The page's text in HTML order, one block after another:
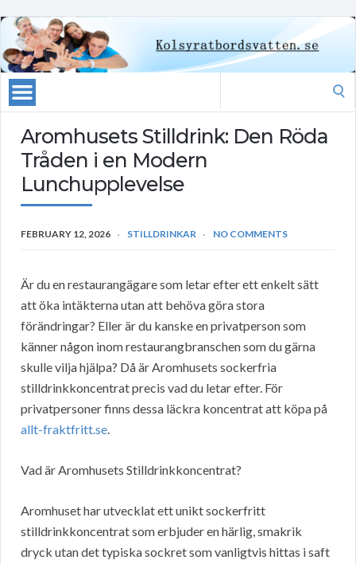
Aromhusets Stilldrink: Den Röda
Tråden i en Modern
Lunchupplevelse
FEBRUARY 12, 2026 STILLDRINKAR NO COMMENTS
Är du en restaurangägare som letar efter ett enkelt sätt
att öka intäkterna utan att behöva göra stora
förändringar? Eller är du kanske en privatperson som
känner någon inom restaurangbranschen som du gärna
skulle vilja hjälpa? Då är Aromhusets sockerfria
stilldrinkkoncentrat precis vad du letar efter. För
privatpersoner finns dessa läckra koncentrat att köpa på
allt-fraktfritt.se.
Vad är Aromhusets Stilldrinkkoncentrat?
Aromhuset har utvecklat ett unikt sockerfritt
stilldrinkkoncentrat som erbjuder en härlig, smakrik
dryck utan det typiska sockret som vanligtvis hittas i saft